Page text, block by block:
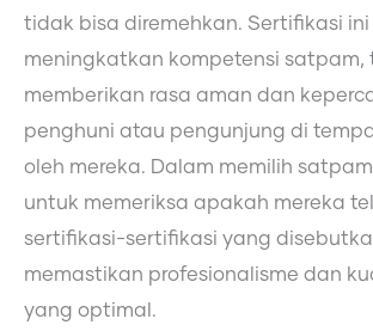
tidak bisa diremehkan. Sertifikasi
meningkatkan kompetensi satpam,
memberikan rasa aman dan
penghuni atau pengunjung di
oleh mereka. Dalam memilih
untuk memeriksa apakah mereka
sertifikasi-sertifikasi yang
memastikan profesionalisme dan
yang optimal.